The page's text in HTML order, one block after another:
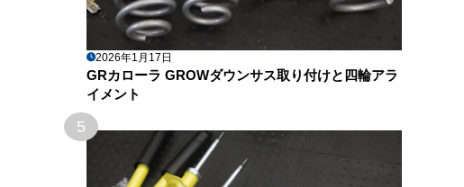
2026年1月17日
GRカローラ GROWダウンサス取り付けと四輪アラ
イメント
5